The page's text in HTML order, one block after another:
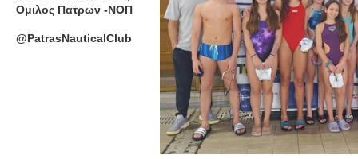
Ομιλος Πατρων -ΝΟΠ
@PatrasNauticalClub